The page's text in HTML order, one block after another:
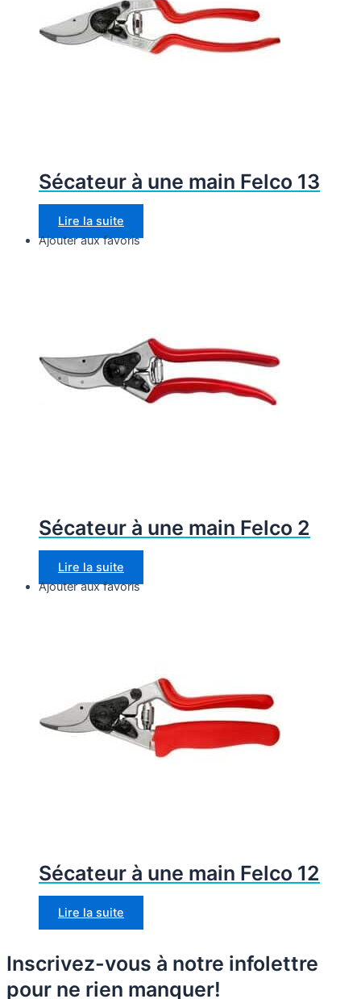
Sécateur à une main Felco 13
Lire la suite
Ajouter aux favoris
Sécateur à une main Felco 2
Lire la suite
Ajouter aux favoris
Sécateur à une main Felco 12
Lire la suite
Inscrivez-vous à notre infolettre
pour ne rien manquer!